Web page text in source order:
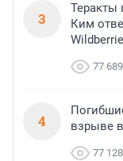
3
Теракты
Ким
77 689
4
взрыве
77 128